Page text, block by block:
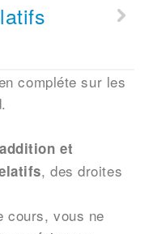
compléte sur les
addition et
, des droites
cours, vous ne